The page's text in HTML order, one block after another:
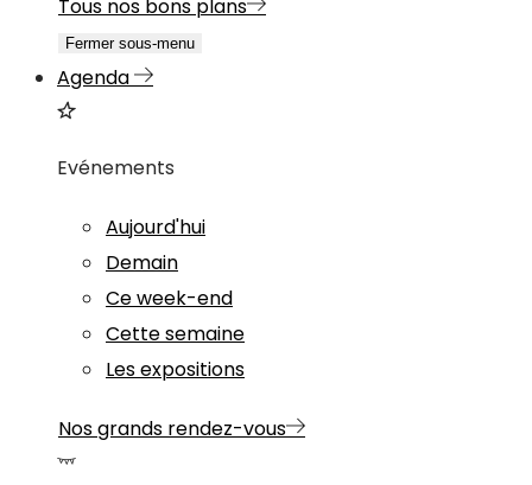
Tous nos bons plans
Fermer sous-menu
Agenda
Evénements
Aujourd'hui
Demain
Ce week-end
Cette semaine
Les expositions
Nos grands rendez-vous